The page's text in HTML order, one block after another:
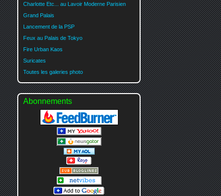
Charlotte Etc... au Lavoir Moderne Parisien
Grand Palais
Lancement de la PSP
Feux au Palais de Tokyo
Fire Urban Kaos
Suricates
Toutes les galeries photo
Abonnements